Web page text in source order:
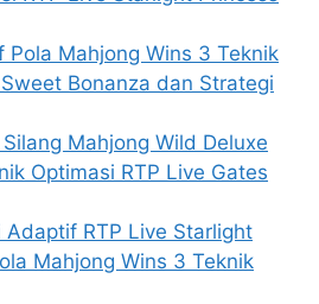
Pola Mahjong Wins 3 Teknik
Bonanza dan Strategi
Mahjong Wild Deluxe
Optimasi RTP Live Gates
RTP Live Starlight
Mahjong Wins 3 Teknik